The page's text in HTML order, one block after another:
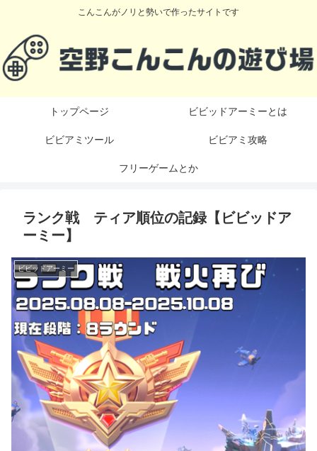
こんこんがノリと勢いで作ったサイトです
トップページ ビビッドアーミーとは
ビビアミツール ビビアミ攻略
フリーゲームとか
ランク戦 ティア順位の記録【ビビッドア
ーミー】
ビビッドアーミー